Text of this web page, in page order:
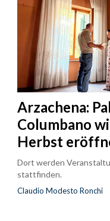
Arzachena:
Columbano
Herbst
Dort werden
stattfinden.
Claudio Modesto Ronchi